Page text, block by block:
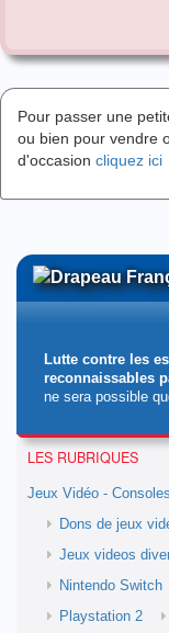
Pour passer une
ou bien pour vendre
d'occasion cliquez ici
Lutte contre les
reconnaissables
ne sera possible
LES RUBRIQUES
Jeux Vidéo - Consoles
Dons de jeux
Jeux videos
Nintendo Switch
Playstation 2